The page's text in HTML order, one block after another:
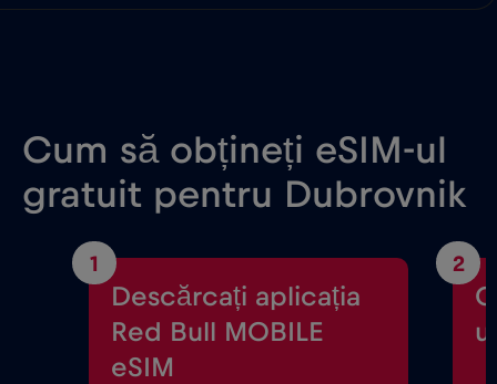
Cum să obțineți eSIM-ul
gratuit pentru Dubrovnik
1
Descărcați aplicația
Red Bull MOBILE
eSIM
2
ul